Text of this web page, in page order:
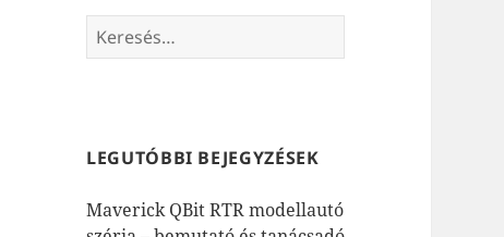
Keresés:
LEGUTÓBBI BEJEGYZÉSEK
Maverick QBit RTR modellautó